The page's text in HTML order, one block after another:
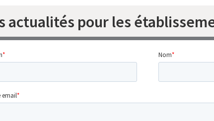
actualités pour les